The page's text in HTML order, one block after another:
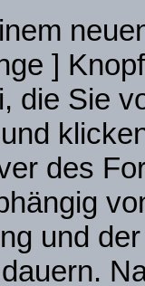
]
die Sie
des
und